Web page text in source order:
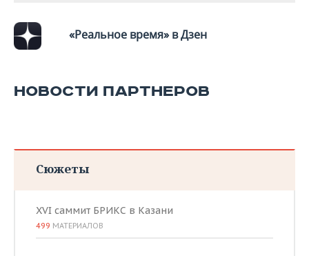
«Реальное время» в Дзен
НОВОСТИ ПАРТНЕРОВ
Сюжеты
XVI саммит БРИКС в Казани
499 МАТЕРИАЛОВ